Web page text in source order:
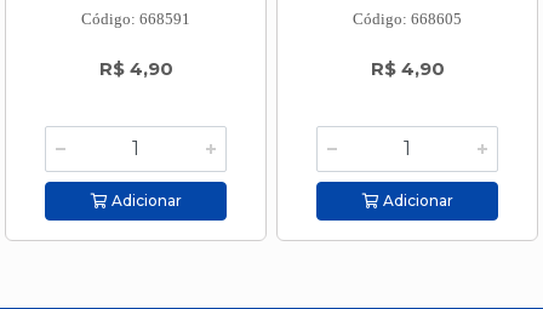
Código: 668591
R$ 4,90
Adicionar
Código: 668605
R$ 4,90
Adicionar